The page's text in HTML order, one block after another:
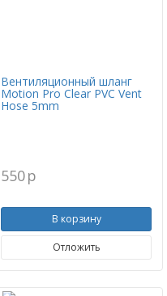
Вентиляционный шланг
Motion Pro Clear PVC Vent
Hose 5mm
550p
В корзину
Отложить